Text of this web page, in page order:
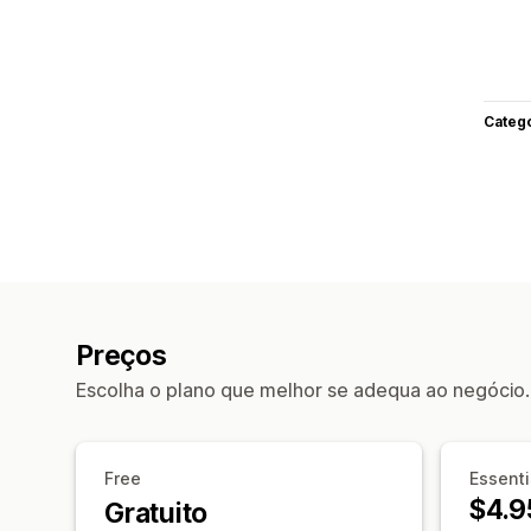
Preços
Escolha o plano que melhor se adequa ao negócio.
Free
Gratuito